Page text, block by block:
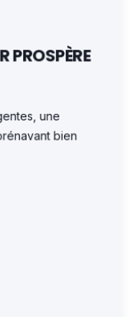
PROSPÈRE
une
bien